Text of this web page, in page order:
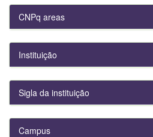
CNPq areas
Instituição
Sigla da instituição
Campus